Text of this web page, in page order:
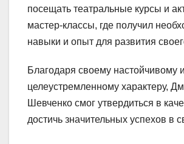
посещать театральные курсы и
мастер-классы, где получил
навыки и опыт для развития
Благодаря своему настойчивому и
целеустремленному характеру,
Шевченко смог утвердиться в
достичь значительных успехов в